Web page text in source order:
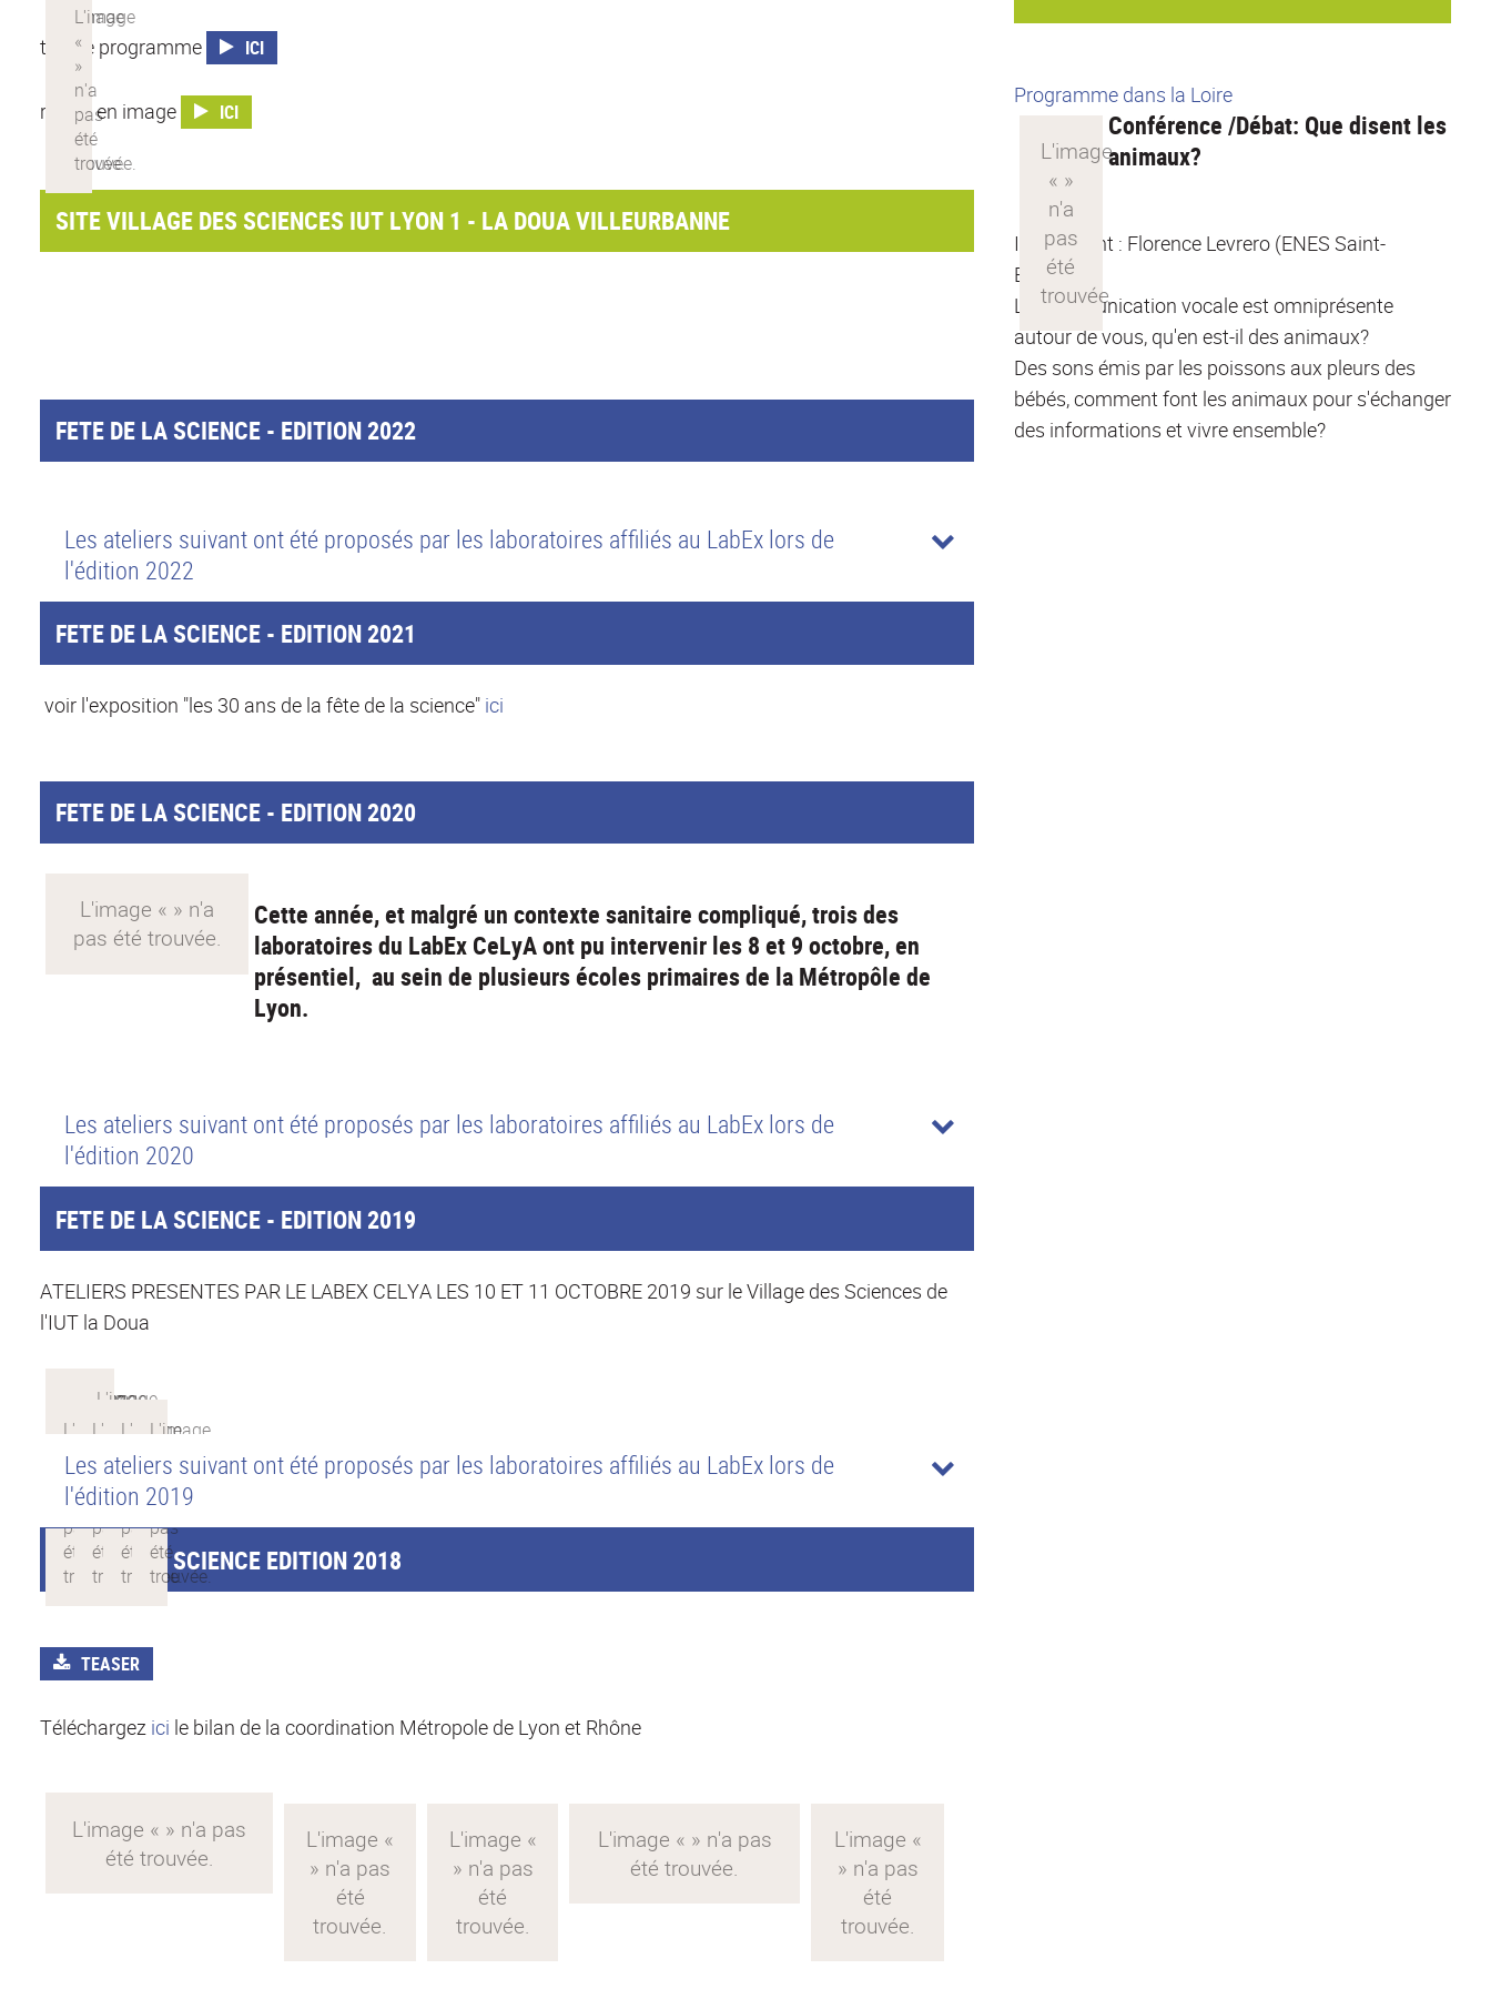
tout le programme ICI
retour en image ICI
SITE VILLAGE DES SCIENCES IUT LYON 1 - LA DOUA VILLEURBANNE
FETE DE LA SCIENCE - EDITION 2022
Les ateliers suivant ont été proposés par les laboratoires affiliés au LabEx lors de
l'édition 2022
FETE DE LA SCIENCE - EDITION 2021
voir l'exposition "les 30 ans de la fête de la science" ici
FETE DE LA SCIENCE - EDITION 2020
Cette année, et malgré un contexte sanitaire compliqué, trois des
laboratoires du LabEx CeLyA ont pu intervenir les 8 et 9 octobre, en
présentiel, au sein de plusieurs écoles primaires de la Métropôle de
Lyon.
Les ateliers suivant ont été proposés par les laboratoires affiliés au LabEx lors de
l'édition 2020
FETE DE LA SCIENCE - EDITION 2019
ATELIERS PRESENTES PAR LE LABEX CELYA LES 10 ET 11 OCTOBRE 2019 sur le Village des Sciences de
l'IUT la Doua
Les ateliers suivant ont été proposés par les laboratoires affiliés au LabEx lors de
l'édition 2019
FETE DE LA SCIENCE EDITION 2018
TEASER
Téléchargez ici le bilan de la coordination Métropole de Lyon et Rhône
Programme dans la Loire
Conférence /Débat: Que disent les
animaux?
Intervenant : Florence Levrero (ENES Saint-
Etienne)
La communication vocale est omniprésente
autour de vous, qu'en est-il des animaux?
Des sons émis par les poissons aux pleurs des
bébés, comment font les animaux pour s'échanger
des informations et vivre ensemble?